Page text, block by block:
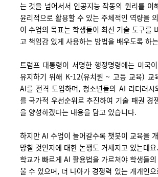
는 것을 넘어서서 인공지능 작동의 원리를 이
윤리적으로 활용할 수 있는 주체적인 역량을
이 수업의 목표는 학생들이 최신 기술 도구를
고 책임감 있게 사용하는 방법을 배우도록 하
트럼프 대통령이 서명한 행정명령에는 미국
유지하기 위해 K-12(유치원 ~ 고등 교육) 교
AI를 전격 도입하며, 청소년들의 AI 리터러시
를 국가적 우선순위로 추진하여 기술 패권 경
을 양성하겠다는 내용을 담고 있습니다.
하지만 AI 수업이 늘어갈수록 챗봇이 교육을
망칠 것인지에 대한 논쟁도 거세지고 있는데
학교가 빠르게 AI 활용법을 가르쳐야 학생들
울 수 있으며, 더 나아가 경쟁력 있는 개개인